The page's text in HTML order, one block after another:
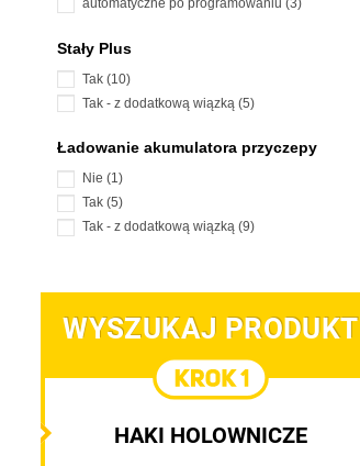
automatyczne po programowaniu (3)
Stały Plus
Tak (10)
Tak - z dodatkową wiązką (5)
Ładowanie akumulatora przyczepy
Nie (1)
Tak (5)
Tak - z dodatkową wiązką (9)
WYSZUKAJ PRODUKT
HAKI HOLOWNICZE